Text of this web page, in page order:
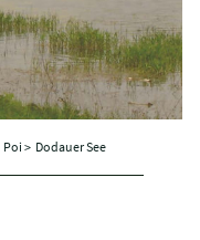
Poi > Dodauer See